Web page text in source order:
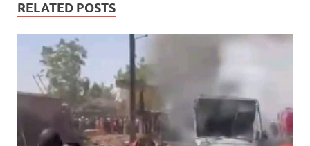
RELATED POSTS